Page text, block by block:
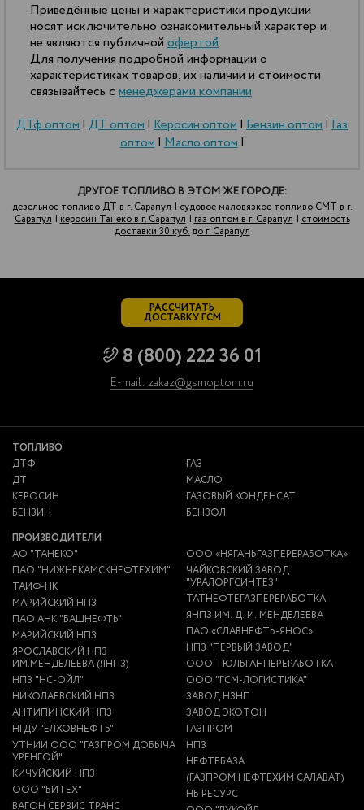
Приведённые цены и характеристики продукции
носят исключительно ознакомительный характер и
не являются публичной офертой.
Для получения подробной информации о
характеристиках товаров, их наличии и стоимости
связывайтесь с менеджерами компании
ДТф оптом| ДТ оптом| Керосин оптом| Бензин оптом| Газ
оптом|Масло оптом|
ДРУГОЕ ТОПЛИВО В ЭТОМ ЖЕ ГОРОДЕ:
дезельное топливо ДТ в г. Сарапул | судовое маловязкое топливо СМТ в г.
Сарапул | керосин Танеко в г. Сарапул | газ оптом в г. Сарапул | стоимость
доставки 30 куб. до г. Сарапул
РАССЧИТАТЬ
ДОСТАВКУ ГСМ
8 (800) 222 36 01
E-mail: zakaz@gsmoptom.ru
ТОПЛИВО
ДТФ
ДТ
КЕРОСИН
БЕНЗИН
ГАЗ
МАСЛО
ГАЗОВЫЙ КОНДЕНСАТ
БЕНЗОЛ
ПРОИЗВОДИТЕЛИ
АО "ТАНЕКО"
ПАО "НИЖНЕКАМСКНЕФТЕХИМ"
ТАИФ-НК
МАРИЙСКИЙ НПЗ
ПАО АНК "БАШНЕФТЬ"
МАРИЙСКИЙ НПЗ
ЯРОСЛАВСКИЙ НПЗ
ИМ.МЕНДЕЛЕЕВА (ЯНПЗ)
НПЗ "НС-ОЙЛ"
НИКОЛАЕВСКИЙ НПЗ
АНТИПИНСКИЙ НПЗ
НГДУ "ЕЛХОВНЕФТЬ"
УТНИИ ООО "ГАЗПРОМ ДОБЫЧА
УРЕНГОЙ"
КИЧУЙСКИЙ НПЗ
ООО "БИТЕХ"
ВАГОН СЕРВИС ТРАНС
ООО «НЯГАНЬГАЗПЕРЕРАБОТКА»
ЧАЙКОВСКИЙ ЗАВОД
"УРАЛОРГСИНТЕЗ"
ТАТНЕФТЕГАЗПЕРЕРАБОТКА
ЯНПЗ ИМ. Д. И. МЕНДЕЛЕЕВА
ПАО «СЛАВНЕФТЬ-ЯНОС»
НПЗ "ПЕРВЫЙ ЗАВОД"
ООО ТЮЛЬГАНПЕРЕРАБОТКА
ООО "ГСМ-ЛОГИСТИКА"
ЗАВОД НЗНП
ЗАВОД ЭКОТОН
ГАЗПРОМ
НПЗ
НЕФТЕБАЗА
(ГАЗПРОМ НЕФТЕХИМ САЛАВАТ)
НБ РЕСУРС